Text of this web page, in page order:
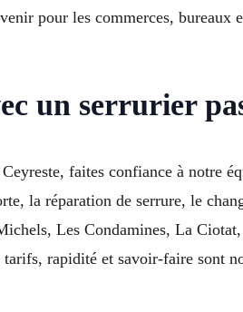
pour les commerces, bureaux
un serrurier
faites confiance à notre
la réparation de serrure, le
Les Condamines, La
rapidité et savoir-faire sont